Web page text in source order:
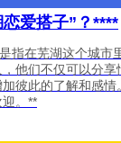
爱搭子”？****
指在芜湖这个城市
他们不仅可以分享
彼此的了解和感情
迎。**